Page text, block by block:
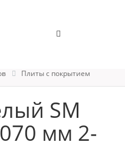
Плиты с покрытием
SM
мм 2-